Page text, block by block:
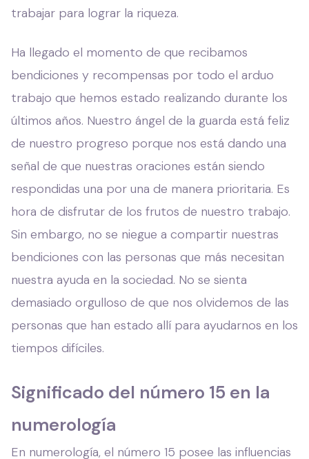
trabajar para lograr la riqueza.
Ha llegado el momento de que recibamos
bendiciones y recompensas por todo el arduo
trabajo que hemos estado realizando durante los
últimos años. Nuestro ángel de la guarda está feliz
de nuestro progreso porque nos está dando una
señal de que nuestras oraciones están siendo
respondidas una por una de manera prioritaria. Es
hora de disfrutar de los frutos de nuestro trabajo.
Sin embargo, no se niegue a compartir nuestras
bendiciones con las personas que más necesitan
nuestra ayuda en la sociedad. No se sienta
demasiado orgulloso de que nos olvidemos de las
personas que han estado allí para ayudarnos en los
tiempos difíciles.
Significado del número 15 en la
numerología
En numerología, el número 15 posee las influencias